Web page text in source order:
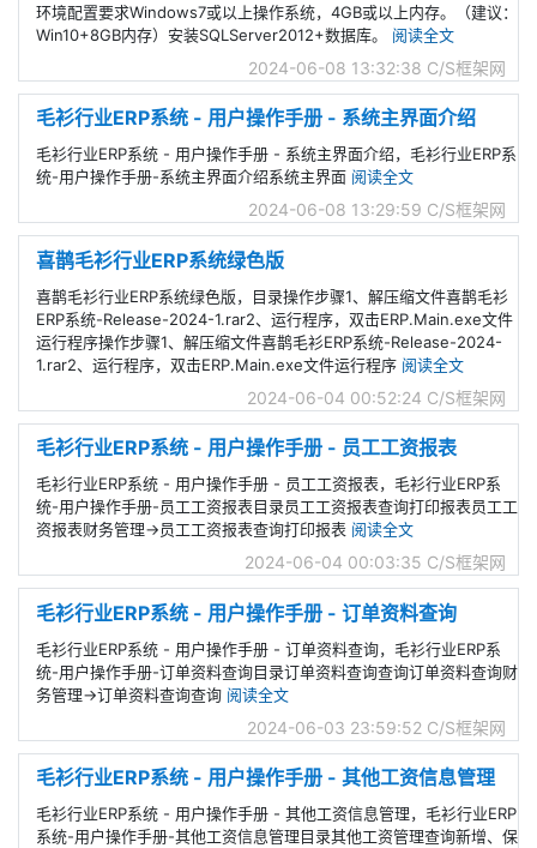
环境配置要求Windows7或以上操作系统，4GB或以上内存。（建议：
Win10+8GB内存）安装SQLServer2012+数据库。 阅读全文
2024-06-08 13:32:38 C/S框架网
毛衫行业ERP系统 - 用户操作手册 - 系统主界面介绍
毛衫行业ERP系统 - 用户操作手册 - 系统主界面介绍，毛衫行业ERP系
统-用户操作手册-系统主界面介绍系统主界面 阅读全文
2024-06-08 13:29:59 C/S框架网
喜鹊毛衫行业ERP系统绿色版
喜鹊毛衫行业ERP系统绿色版，目录操作步骤1、解压缩文件喜鹊毛衫
ERP系统-Release-2024-1.rar2、运行程序，双击ERP.Main.exe文件
运行程序操作步骤1、解压缩文件喜鹊毛衫ERP系统-Release-2024-
1.rar2、运行程序，双击ERP.Main.exe文件运行程序 阅读全文
2024-06-04 00:52:24 C/S框架网
毛衫行业ERP系统 - 用户操作手册 - 员工工资报表
毛衫行业ERP系统 - 用户操作手册 - 员工工资报表，毛衫行业ERP系
统-用户操作手册-员工工资报表目录员工工资报表查询打印报表员工工
资报表财务管理->员工工资报表查询打印报表 阅读全文
2024-06-04 00:03:35 C/S框架网
毛衫行业ERP系统 - 用户操作手册 - 订单资料查询
毛衫行业ERP系统 - 用户操作手册 - 订单资料查询，毛衫行业ERP系
统-用户操作手册-订单资料查询目录订单资料查询查询订单资料查询财
务管理->订单资料查询查询 阅读全文
2024-06-03 23:59:52 C/S框架网
毛衫行业ERP系统 - 用户操作手册 - 其他工资信息管理
毛衫行业ERP系统 - 用户操作手册 - 其他工资信息管理，毛衫行业ERP
系统-用户操作手册-其他工资信息管理目录其他工资管理查询新增、保